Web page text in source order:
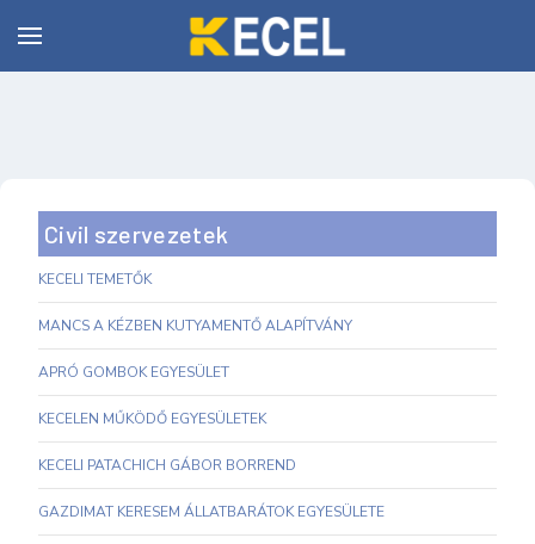
Civil szervezetek
KECELI TEMETŐK
MANCS A KÉZBEN KUTYAMENTŐ ALAPÍTVÁNY
APRÓ GOMBOK EGYESÜLET
KECELEN MŰKÖDŐ EGYESÜLETEK
KECELI PATACHICH GÁBOR BORREND
GAZDIMAT KERESEM ÁLLATBARÁTOK EGYESÜLETE